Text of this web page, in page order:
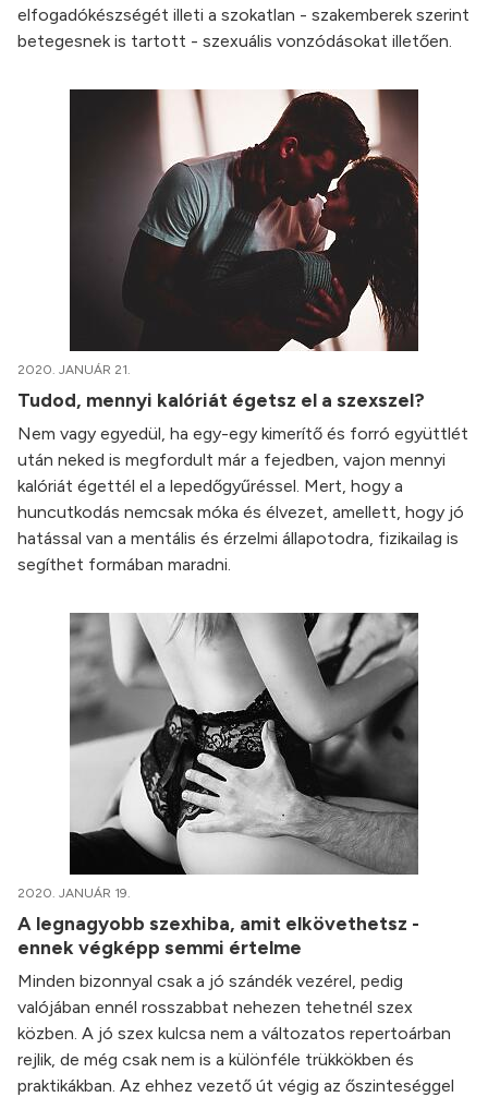
elfogadókészségét illeti a szokatlan - szakemberek szerint
betegesnek is tartott - szexuális vonzódásokat illetően.
2020. JANUÁR 21.
Tudod, mennyi kalóriát égetsz el a szexszel?
Nem vagy egyedül, ha egy-egy kimerítő és forró együttlét
után neked is megfordult már a fejedben, vajon mennyi
kalóriát égettél el a lepedőgyűréssel. Mert, hogy a
huncutkodás nemcsak móka és élvezet, amellett, hogy jó
hatással van a mentális és érzelmi állapotodra, fizikailag is
segíthet formában maradni.
2020. JANUÁR 19.
A legnagyobb szexhiba, amit elkövethetsz -
ennek végképp semmi értelme
Minden bizonnyal csak a jó szándék vezérel, pedig
valójában ennél rosszabbat nehezen tehetnél szex
közben. A jó szex kulcsa nem a változatos repertoárban
rejlik, de még csak nem is a különféle trükkökben és
praktikákban. Az ehhez vezető út végig az őszinteséggel